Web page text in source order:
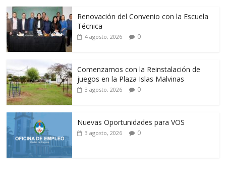
Renovación del Convenio con la Escuela
Técnica
4 agosto, 2026 0
Comenzamos con la Reinstalación de
juegos en la Plaza Islas Malvinas
3 agosto, 2026 0
Nuevas Oportunidades para VOS
3 agosto, 2026 0